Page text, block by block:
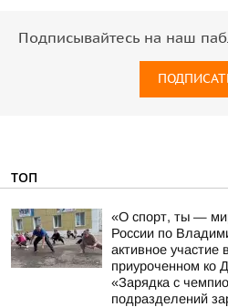
Подписывайтесь на наш
ТОП
«О спорт, ты —
России по
активное участие
приуроченном ко
«Зарядка с
подразделений